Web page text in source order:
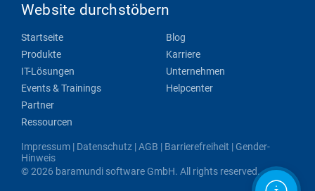
Website durchstöbern
Startseite
Produkte
IT-Lösungen
Events & Trainings
Partner
Ressourcen
Blog
Karriere
Unternehmen
Helpcenter
Impressum | Datenschutz |AGB | Barrierefreiheit | Gender-
Hinweis
© 2026 baramundi software GmbH. All rights reserved.